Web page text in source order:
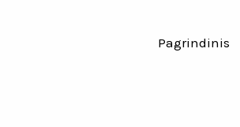
Pagrindinis